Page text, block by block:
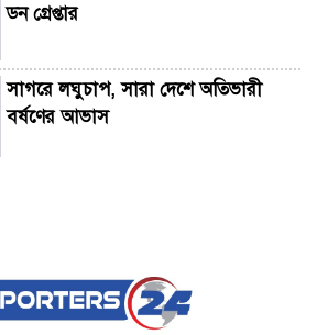
ডন গ্রেপ্তার
সাগরে লঘুচাপ, সারা দেশে অতিভারী
বর্ষণের আভাস
শরণখোলায় হামিম পরিবহনের ধাক্কায়
নিহত ১, আহত ৪